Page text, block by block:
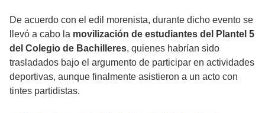
De acuerdo con el edil morenista, durante dicho evento se
llevó a cabo la movilización de estudiantes del Plantel 5
del Colegio de Bachilleres, quienes habrían sido
trasladados bajo el argumento de participar en actividades
deportivas, aunque finalmente asistieron a un acto con
tintes partidistas.